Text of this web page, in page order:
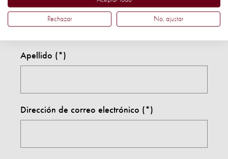
Apellido
Dirección de correo electrónico
Rechazar No, ajustar